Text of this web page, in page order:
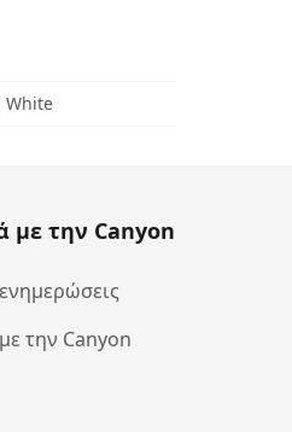
White
με την Canyon
την Canyon